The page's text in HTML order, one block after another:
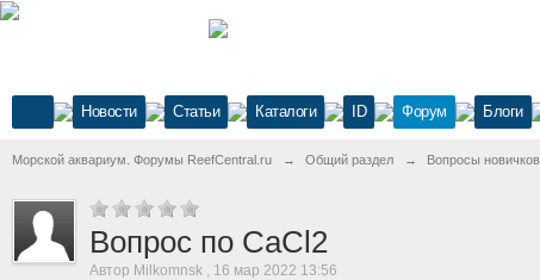
Новости Статьи Каталоги ID Форум Блоги
Морской аквариум. Форумы ReefCentral.ru → Общий раздел → Вопросы новичков
Вопрос по CaCl2
Автор Milkomnsk , 16 мар 2022 13:56